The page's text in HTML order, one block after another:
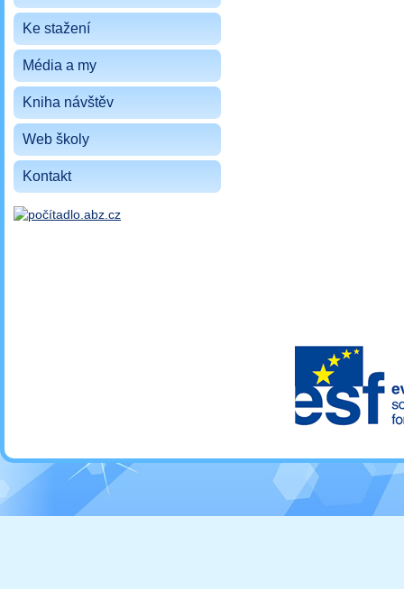
Ke stažení
Média a my
Kniha návštěv
Web školy
Kontakt